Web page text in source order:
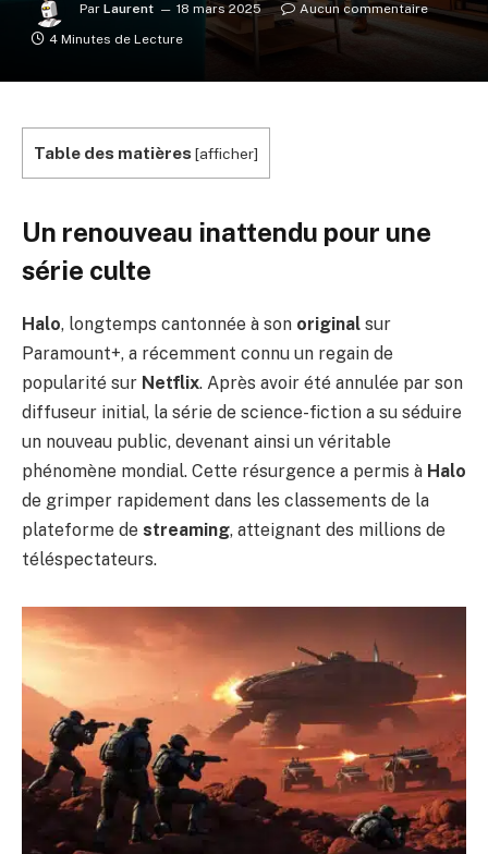
Par Laurent 18 mars 2025
Aucun commentaire
4 Minutes de Lecture
Table des matières [afficher]
Un renouveau inattendu pour une
série culte
Halo, longtemps cantonnée à son original sur
Paramount+, a récemment connu un regain de
popularité sur Netflix. Après avoir été annulée par son
diffuseur initial, la série de science-fiction a su séduire
un nouveau public, devenant ainsi un véritable
phénomène mondial. Cette résurgence a permis à Halo
de grimper rapidement dans les classements de la
plateforme de streaming, atteignant des millions de
téléspectateurs.